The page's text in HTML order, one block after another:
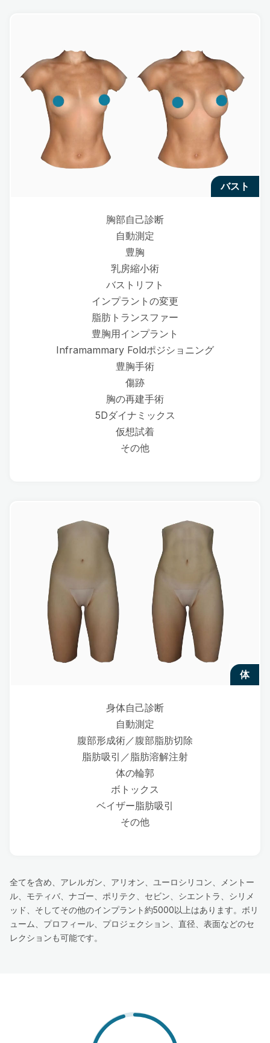
バスト
胸部自己診断
自動測定
豊胸
乳房縮小術
バストリフト
インプラントの変更
脂肪トランスファー
豊胸用インプラント
Inframammary Foldポジショニング
豊胸手術
傷跡
胸の再建手術
5Dダイナミックス
仮想試着
その他
体
身体自己診断
自動測定
腹部形成術／腹部脂肪切除
脂肪吸引／脂肪溶解注射
体の輪郭
ボトックス
ベイザー脂肪吸引
その他
全てを含め、アレルガン、アリオン、ユーロシリコン、メントー
ル、モティバ、ナゴー、ポリテク、セビン、シエントラ、シリメ
ッド、そしてその他のインプラント約5000以上はあります。ボリ
ューム、プロフィール、プロジェクション、直径、表面などのセ
レクションも可能です。